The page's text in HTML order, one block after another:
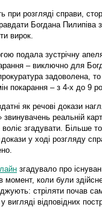
при розгляді справи,
Богдана Пилипіва
вирок.
подала зустрічну
– виключно для
задоволена,
покарання – з 4-х до 9
як речові докази
реальній
згадувати. Більше
у ході розгляду
згадувало про
момент, коли були
стріляти почав
відповідних